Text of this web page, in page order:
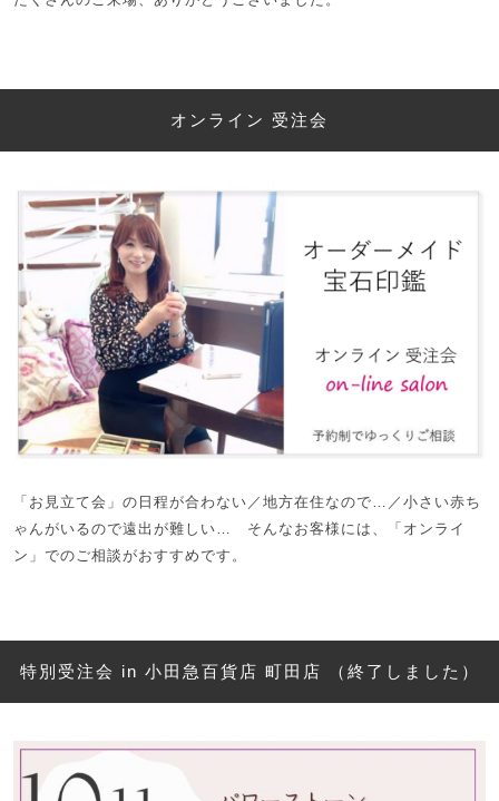
オンライン 受注会
「お見立て会」の日程が合わない／地方在住なので…／小さい赤ち
ゃんがいるので遠出が難しい… そんなお客様には、「オンライ
ン」でのご相談がおすすめです。
特別受注会 in 小田急百貨店 町田店 （終了しました）